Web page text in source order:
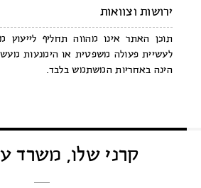
ירושות וצוואות
תוכן האתר אינו מהווה תחליף לייעוץ
לעשיית פעולה משפטית או הימנעות
הינה באחריות המשתמש בלבד.
קרני שלו, משרד